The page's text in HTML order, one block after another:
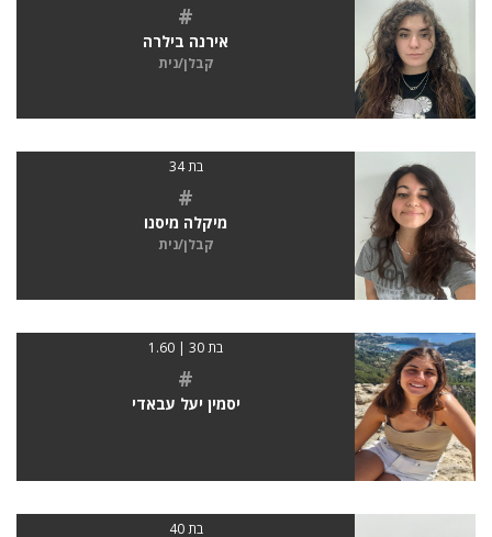
#
אירנה בילרה
קבלן/נית
בת 34
#
מיקלה מיסנו
קבלן/נית
בת 30 | 1.60
#
יסמין יעל עבאדי
בת 40